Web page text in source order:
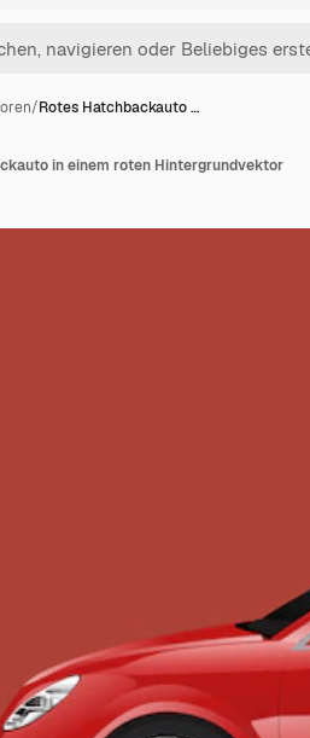
/Rotes Hatchbackauto …
in einem roten Hintergrundvektor